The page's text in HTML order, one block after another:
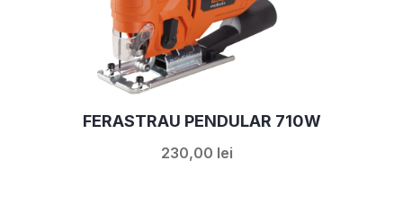
FERASTRAU PENDULAR 710W
230,00 lei